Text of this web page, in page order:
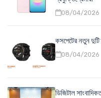
08/04/2026
কসপেটের নতুন
08/04/2026
ডিজিটাল